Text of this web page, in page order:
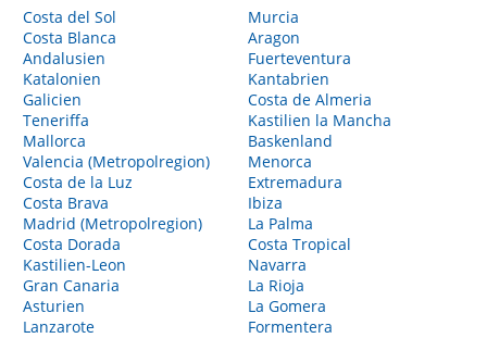
Costa del Sol
Costa Blanca
Andalusien
Katalonien
Galicien
Teneriffa
Mallorca
Valencia (Metropolregion)
Costa de la Luz
Costa Brava
Madrid (Metropolregion)
Costa Dorada
Kastilien-Leon
Gran Canaria
Asturien
Lanzarote
Murcia
Aragon
Fuerteventura
Kantabrien
Costa de Almeria
Kastilien la Mancha
Baskenland
Menorca
Extremadura
Ibiza
La Palma
Costa Tropical
Navarra
La Rioja
La Gomera
Formentera